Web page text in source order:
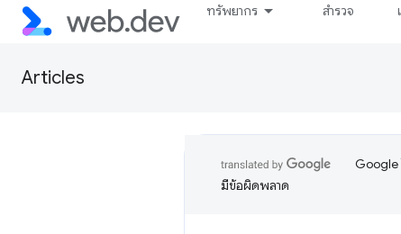
ทรัพยากร สำรวจ
Articles
Google
มีข้อผิดพลาด